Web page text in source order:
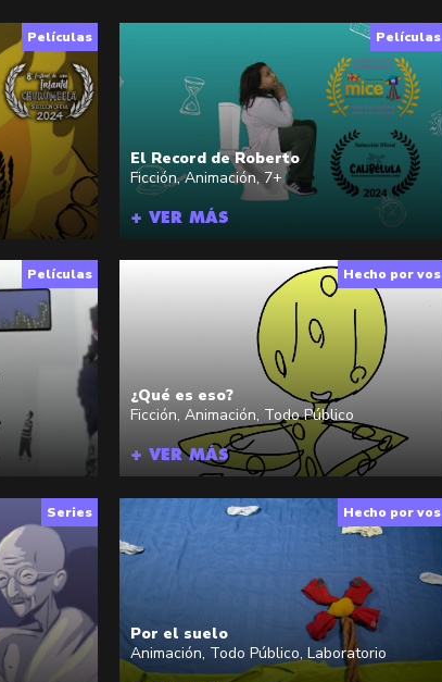
Películas Películas
El Record de Roberto
Ficción,Animación,7+
+ VER MÁS
Películas Hecho por vos
¿Qué es eso?
Ficción, Animación, Todo Público
+ VER MÁS
Series Hecho por vos
Por el suelo
Animación, Todo Público, Laboratorio